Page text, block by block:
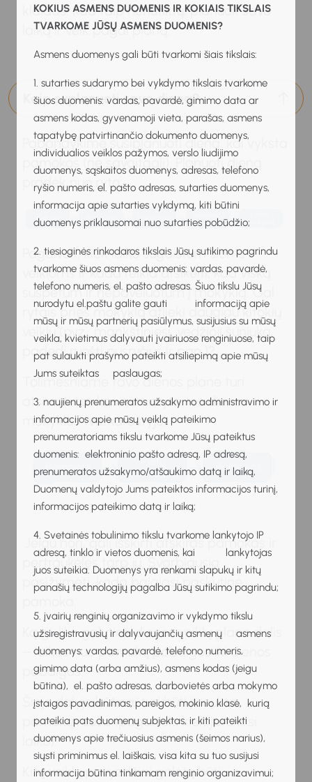
KOKIUS ASMENS DUOMENIS IR KOKIAIS TIKSLAIS
TVARKOME JŪSŲ ASMENS DUOMENIS?
Asmens duomenys gali būti tvarkomi šiais tikslais:
1. sutarties sudarymo bei vykdymo tikslais tvarkome
šiuos duomenis: vardas, pavardė, gimimo data ar
asmens kodas, gyvenamoji vieta, parašas, asmens
tapatybę patvirtinančio dokumento duomenys,
individualios veiklos pažymos, verslo liudijimo
duomenys, sąskaitos duomenys, adresas, telefono
ryšio numeris, el. pašto adresas, sutarties duomenys,
informacija apie sutarties vykdymą, kiti būtini
duomenys priklausomai nuo sutarties pobūdžio;
2. tiesioginės rinkodaros tikslais Jūsų sutikimo pagrindu
tvarkome šiuos asmens duomenis: vardas, pavardė,
telefono numeris, el. pašto adresas. Šiuo tikslu Jūsų
nurodytu el.paštu galite gauti informaciją apie
mūsų ir mūsų partnerių pasiūlymus, susijusius su mūsų
veikla, kvietimus dalyvauti įvairiuose renginiuose, taip
pat sulaukti prašymo pateikti atsiliepimą apie mūsų
Jums suteiktas paslaugas;
3. naujienų prenumeratos užsakymo administravimo ir
informacijos apie mūsų veiklą pateikimo
prenumeratoriams tikslu tvarkome Jūsų pateiktus
duomenis: elektroninio pašto adresą, IP adresą,
prenumeratos užsakymo/atšaukimo datą ir laiką,
Duomenų valdytojo Jums pateiktos informacijos turinį,
informacijos pateikimo datą ir laiką;
4. Svetainės tobulinimo tikslu tvarkome lankytojo IP
adresą, tinklo ir vietos duomenis, kai lankytojas
juos suteikia. Duomenys yra renkami slapukų ir kitų
panašių technologijų pagalba Jūsų sutikimo pagrindu;
5. įvairių renginių organizavimo ir vykdymo tikslu
užsiregistravusių ir dalyvaujančių asmenų asmens
duomenys: vardas, pavardė, telefono numeris,
gimimo data (arba amžius), asmens kodas (jeigu
būtina), el. pašto adresas, darbovietės arba mokymo
įstaigos pavadinimas, pareigos, mokinio klasė, kurią
pateikia pats duomenų subjektas, ir kiti pateikti
duomenys apie trečiuosius asmenis (šeimos narius),
siųsti priminimus el. laiškais, visa kita su tuo susijusi
informacija būtina tinkamam renginio organizavimui;
klaidas. Kad taip nenutiktų, planuok savo
laiką ir veik pagal planą.
Kaip suplanuoti savo dieną?
Pabandykime susiplanuoti dieną, kai vyksta
pamokos (ne savaitgalį). Planuoti dieną
pradėk nuo ryto:
Pagalvok, kiek laiko sugaištum šioms
veikloms ir kada reikia atsikelti, kad viską
suspėtum ir nepavėluotum į mokyklą. Gal
rytais prieš mokyklą atlieki daugiau kitokių
veiklų (pvz., mankštiniesi, vedžioji šuniuką,
padedi ruošti pusryčius ir pan.)?
Tolimesniame tavo dienos plane turi
atsirasti tai, kas numatyta tos dienos
mokyklos tvarkaraštyje:
Jeigu nori, gali išskirti atskiras pamokas ir
pertraukėles tarp jų. Svarbiausia
pasižymėti, kada baigiasi paskutinė
Ką gi, liko galutinė dienos veiklų plano dalis
– laikas nuo pamokų pabaigos iki dienos
pabaigos.
Šioje dalyje būtinai turi būti įtraukta
pamokų ruoša (pagalvok, kiek jai skirsi
laiko).
Kitų veiklų pavyzdžiai galėtų būti: